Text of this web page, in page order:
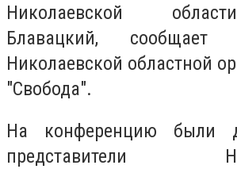
Николаевской
Блавацкий, сообщает
Николаевской областной
"Свобода".
На конференцию были
представители